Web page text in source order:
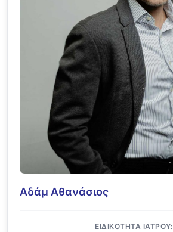
Αδάμ Αθανάσιος
ΕΙΔΙΚΌΤΗΤΑ ΙΑΤΡΟΎ: